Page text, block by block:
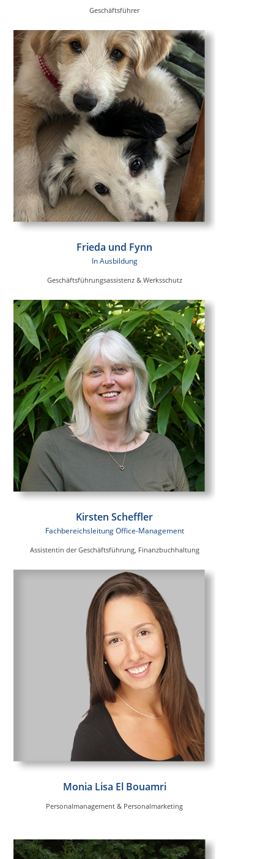
Geschäftsführer
Frieda und Fynn
In Ausbildung
Geschäftsführungsassistenz & Werksschutz
Kirsten Scheffler
Fachbereichsleitung Office-Management
Assistentin der Geschäftsführung, Finanzbuchhaltung
Monia Lisa El Bouamri
Personalmanagement & Personalmarketing